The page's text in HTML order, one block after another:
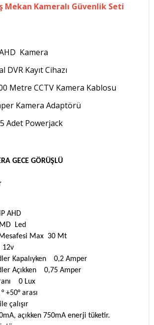
Mekan Kameralı Güvenlik Seti
Kamera
DVR Kayıt Cihazı
Metre CCTV Kamera Kablosu
Kamera Adaptörü
Adet Powerjack
GECE GÖRÜŞLÜ
AHD
Led
Mesafesi Max 30 Mt
12v
Kapalıyken 0,2 Amper
Açıkken 0,75 Amper
0 Lux
+50° arası
çalışır
açıkken 750mA enerji tüketir.